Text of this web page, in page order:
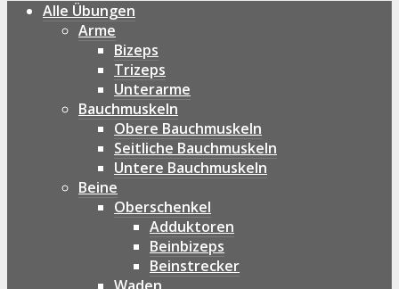
Alle Übungen
Arme
Bizeps
Trizeps
Unterarme
Bauchmuskeln
Obere Bauchmuskeln
Seitliche Bauchmuskeln
Untere Bauchmuskeln
Beine
Oberschenkel
Adduktoren
Beinbizeps
Beinstrecker